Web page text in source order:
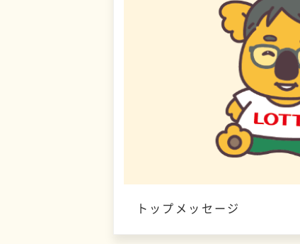
トップメッセージ